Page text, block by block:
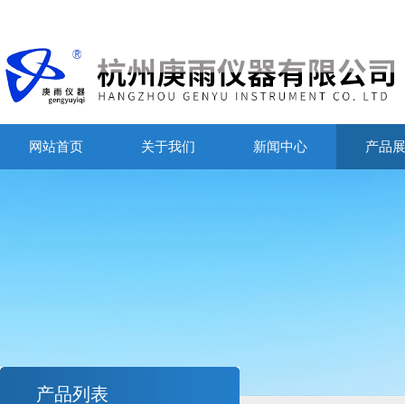
网站首页 关于我们 新闻中心 产品
产品列表